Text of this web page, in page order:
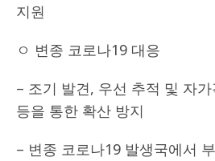
지원
ㅇ 변종 코로나19 대응
– 조기 발견, 우선 추적 및 자
등을 통한 확산 방지
– 변종 코로나19 발생국에서